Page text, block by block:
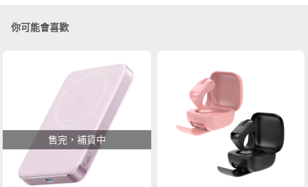
你可能會喜歡
售完，補貨中